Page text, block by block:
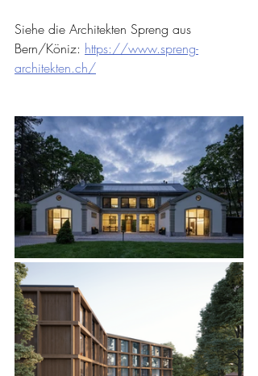
Siehe die Architekten Spreng aus
Bern/Köniz: https://www.spreng-
architekten.ch/